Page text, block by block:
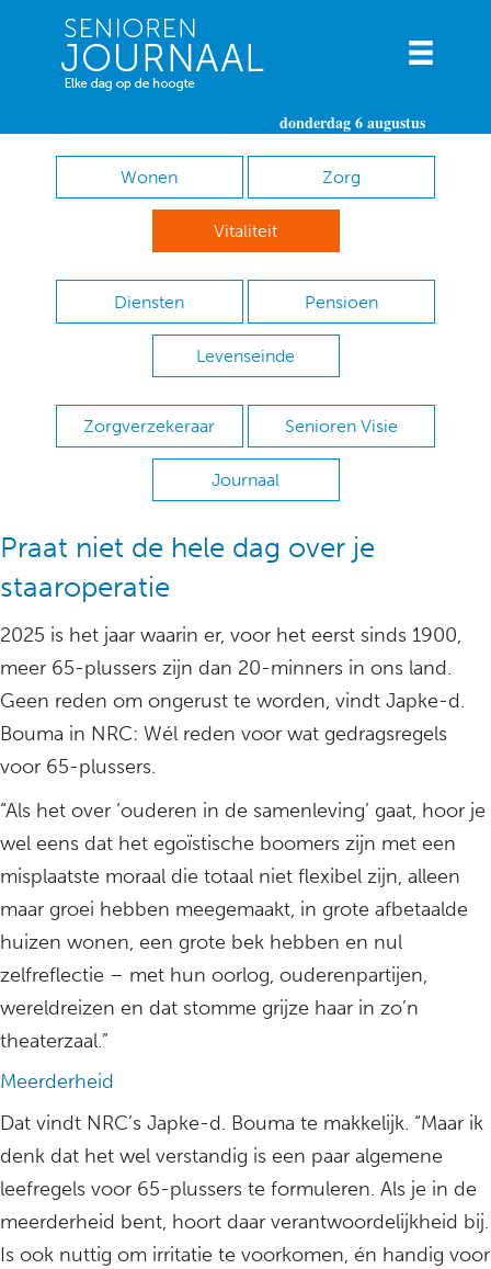
donderdag 6 augustus
Wonen Zorg
Vitaliteit
Diensten Pensioen
Levenseinde
Zorgverzekeraar Senioren Visie
Journaal
Praat niet de hele dag over je
staaroperatie
2025 is het jaar waarin er, voor het eerst sinds 1900,
meer 65-plussers zijn dan 20-minners in ons land.
Geen reden om ongerust te worden, vindt Japke-d.
Bouma in NRC: Wél reden voor wat gedragsregels
voor 65-plussers.
“Als het over ‘ouderen in de samenleving’ gaat, hoor je
wel eens dat het egoïstische boomers zijn met een
misplaatste moraal die totaal niet flexibel zijn, alleen
maar groei hebben meegemaakt, in grote afbetaalde
huizen wonen, een grote bek hebben en nul
zelfreflectie – met hun oorlog, ouderenpartijen,
wereldreizen en dat stomme grijze haar in zo’n
theaterzaal.”
Meerderheid
Dat vindt NRC’s Japke-d. Bouma te makkelijk. “Maar ik
denk dat het wel verstandig is een paar algemene
leefregels voor 65-plussers te formuleren. Als je in de
meerderheid bent, hoort daar verantwoordelijkheid bij.
Is ook nuttig om irritatie te voorkomen, én handig voor